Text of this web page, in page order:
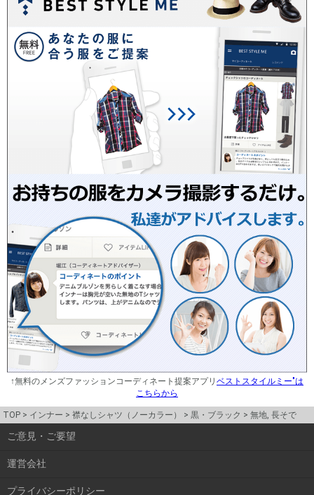
↑無料のメンズファッションコーディネート提案アプリ ベストスタイルミー"は
こちらから
TOP インナー 襟なしシャツ（ノーカラー） 黒・ブラック 無地, 長そで
ご意見・ご要望
運営会社
プライバシーポリシー